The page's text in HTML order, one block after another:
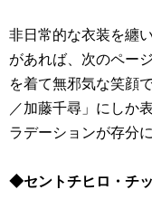
非日常的な衣装を纏
があれば、次のペー
を着て無邪気な笑顔
／加藤千尋」にしか
ラデーションが存分
◆セントチヒロ・チ